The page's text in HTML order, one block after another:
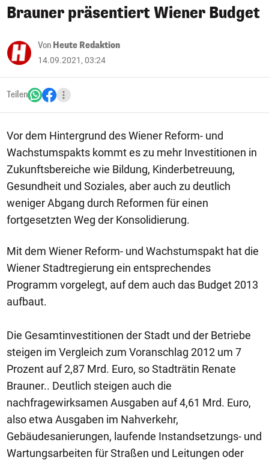
Brauner präsentiert Wiener Budget
Von Heute Redaktion
14.09.2021, 03:24
Teilen
Vor dem Hintergrund des Wiener Reform- und
Wachstumspakts kommt es zu mehr Investitionen in
Zukunftsbereiche wie Bildung, Kinderbetreuung,
Gesundheit und Soziales, aber auch zu deutlich
weniger Abgang durch Reformen für einen
fortgesetzten Weg der Konsolidierung.
Mit dem Wiener Reform- und Wachstumspakt hat die
Wiener Stadtregierung ein entsprechendes
Programm vorgelegt, auf dem auch das Budget 2013
aufbaut.
Die Gesamtinvestitionen der Stadt und der Betriebe
steigen im Vergleich zum Voranschlag 2012 um 7
Prozent auf 2,87 Mrd. Euro, so Stadträtin Renate
Brauner.. Deutlich steigen auch die
nachfragewirksamen Ausgaben auf 4,61 Mrd. Euro,
also etwa Ausgaben im Nahverkehr,
Gebäudesanierungen, laufende Instandsetzungs- und
Wartungsarbeiten für Straßen und Leitungen oder